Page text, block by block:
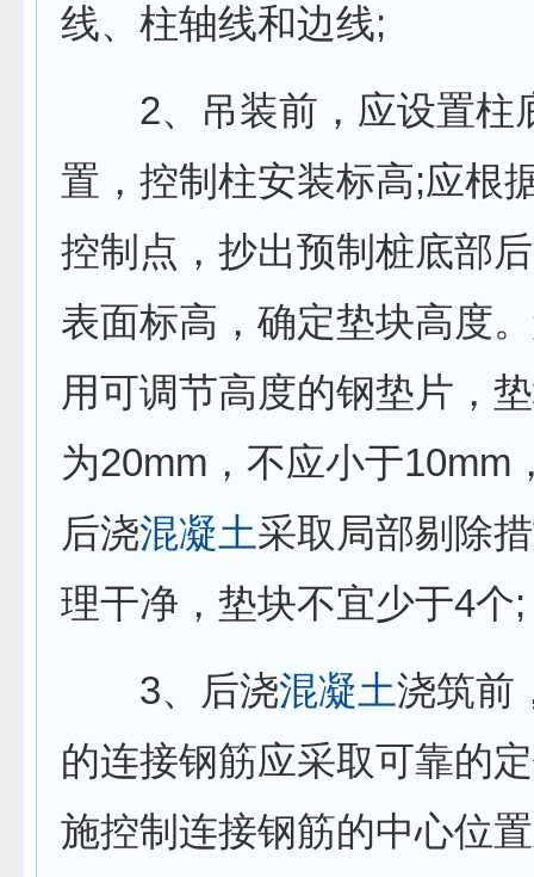
线、柱轴线和边线;
2、吊装前，应设置柱
置，控制柱安装标高;应根
控制点，抄出预制桩底部
表面标高，确定垫块高度
用可调节高度的钢垫片，
为20mm，不应小于10mm
后浇混凝土采取局部剔除
理干净，垫块不宜少于4个;
3、后浇混凝土浇筑前
的连接钢筋应采取可靠的
施控制连接钢筋的中心位